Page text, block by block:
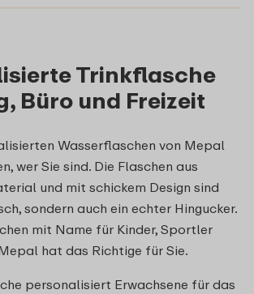
Trinkflasche
Büro und Freizeit
Wasserflaschen von Mepal
wer Sie sind. Die Flaschen aus
und mit schickem Design sind
sondern auch ein echter Hingucker.
mit Name für Kinder, Sportler
hat das Richtige für Sie.
personalisiert Erwachsene für das